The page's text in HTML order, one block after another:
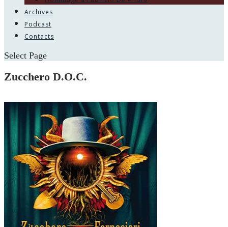
Archives
Podcast
Contacts
Select Page
Zucchero D.O.C.